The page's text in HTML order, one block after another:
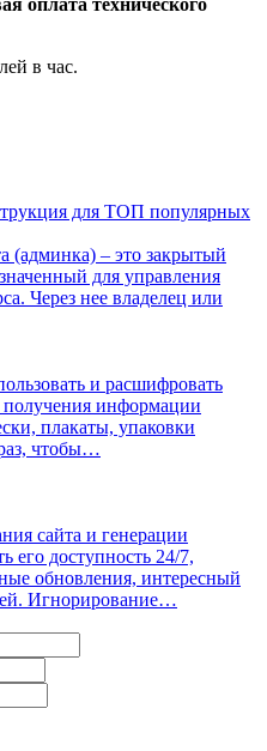
в час.
для ТОП популярных
(админка) – это закрытый
для управления
Через нее владелец или
и расшифровать
информации
плакаты, упаковки
чтобы…
сайта и генерации
его доступность 24/7,
обновления, интересный
Игнорирование…